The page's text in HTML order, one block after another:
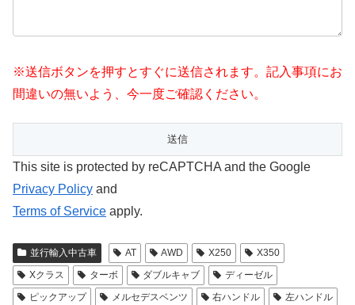
※送信ボタンを押すとすぐに送信されます。記入事項にお
間違いの無いよう、今一度ご確認ください。
This site is protected by reCAPTCHA and the Google
Privacy Policy and
Terms of Service apply.
並行輸入中古車 AT AWD X250
X350
Xクラス
ターボ ダブルキャブ
ディーゼル
ピックアップ
メルセデスベンツ 右ハンドル
左ハンドル